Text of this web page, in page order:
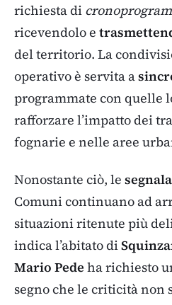
richiesta di
ricevendolo e
del territorio. La
operativo è servita a
programmate con quelle
rafforzare l’impatto dei
fognarie e nelle aree
Nonostante ciò, le
Comuni continuano ad
situazioni ritenute più
indica l’abitato di
Mario Pede ha richiesto
segno che le criticità non